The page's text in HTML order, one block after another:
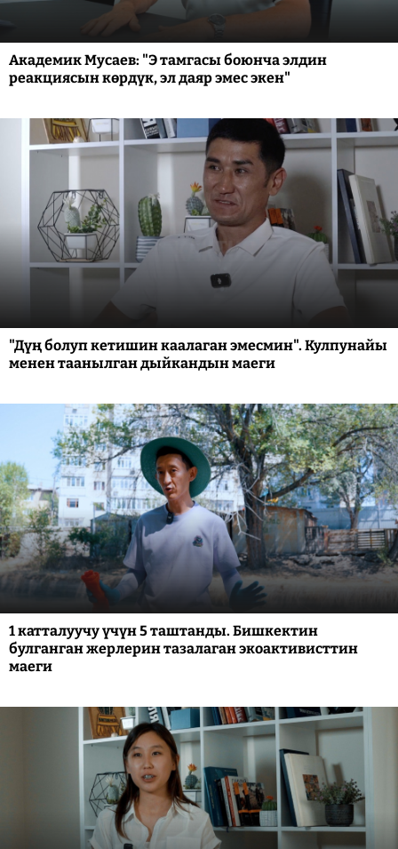
Академик Мусаев: "Э тамгасы боюнча элдин
реакциясын көрдүк, эл даяр эмес экен"
"Дүң болуп кетишин каалаган эмесмин". Кулпунайы
менен таанылган дыйкандын маеги
1 катталуучу үчүн 5 таштанды. Бишкектин
булганган жерлерин тазалаган экоактивисттин
маеги